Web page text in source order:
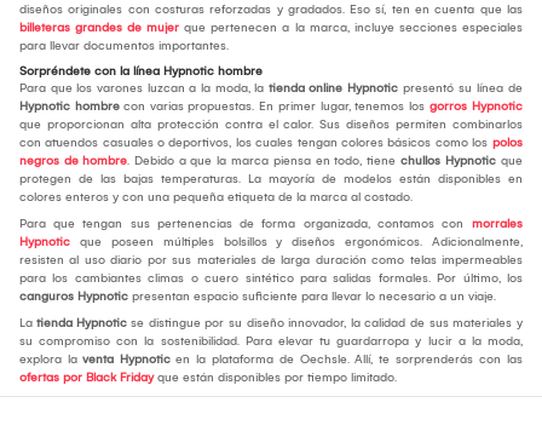
diseños originales con costuras reforzadas y gradados. Eso sí, ten en cuenta que las
billeteras grandes de mujer que pertenecen a la marca, incluye secciones especiales
para llevar documentos importantes.
Sorpréndete con la línea Hypnotic hombre
Para que los varones luzcan a la moda, la tienda online Hypnotic presentó su línea de
Hypnotic hombre con varias propuestas. En primer lugar, tenemos los gorros Hypnotic
que proporcionan alta protección contra el calor. Sus diseños permiten combinarlos
con atuendos casuales o deportivos, los cuales tengan colores básicos como los polos
negros de hombre. Debido a que la marca piensa en todo, tiene chullos Hypnotic que
protegen de las bajas temperaturas. La mayoría de modelos están disponibles en
colores enteros y con una pequeña etiqueta de la marca al costado.
Para que tengan sus pertenencias de forma organizada, contamos con morrales
Hypnotic que poseen múltiples bolsillos y diseños ergonómicos. Adicionalmente,
resisten al uso diario por sus materiales de larga duración como telas impermeables
para los cambiantes climas o cuero sintético para salidas formales. Por último, los
canguros Hypnotic presentan espacio suficiente para llevar lo necesario a un viaje.
La tienda Hypnotic se distingue por su diseño innovador, la calidad de sus materiales y
su compromiso con la sostenibilidad. Para elevar tu guardarropa y lucir a la moda,
explora la venta Hypnotic en la plataforma de Oechsle. Allí, te sorprenderás con las
ofertas por Black Fridayque están disponibles por tiempo limitado.